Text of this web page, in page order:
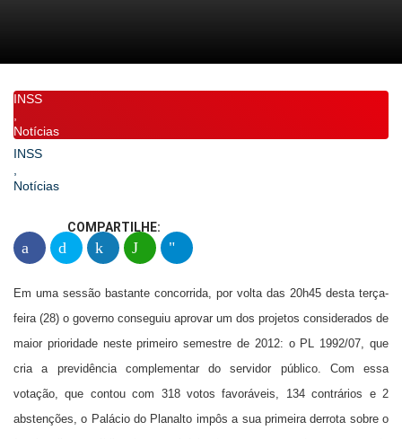
INSS
,
Notícias
INSS
,
Notícias
COMPARTILHE:
Em uma sessão bastante concorrida, por volta das 20h45 desta terça-
feira (28) o governo conseguiu aprovar um dos projetos considerados de
maior prioridade neste primeiro semestre de 2012: o PL 1992/07, que
cria a previdência complementar do servidor público. Com essa
votação, que contou com 318 votos favoráveis, 134 contrários e 2
abstenções, o Palácio do Planalto impôs a sua primeira derrota sobre o